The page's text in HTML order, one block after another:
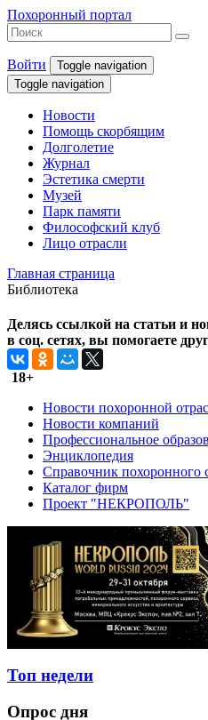
Похоронный портал
Войти
Toggle navigation
Toggle navigation
Новости
Помощь скорбящим
Долголетие
Журнал
Эстетика смерти
Музей
Парк памяти
Философский клуб
Лицо отрасли
Главная страница
Библиотека
Делясь ссылкой на статьи и
в соц. сетях, вы помогаете
18+
Новости похоронной
Новости компаний
Профессиональное
Энциклопедия
Справочник похоронного
Каталог фирм
Проект "НЕКРОПОЛЬ"
Топ недели
Опрос дня